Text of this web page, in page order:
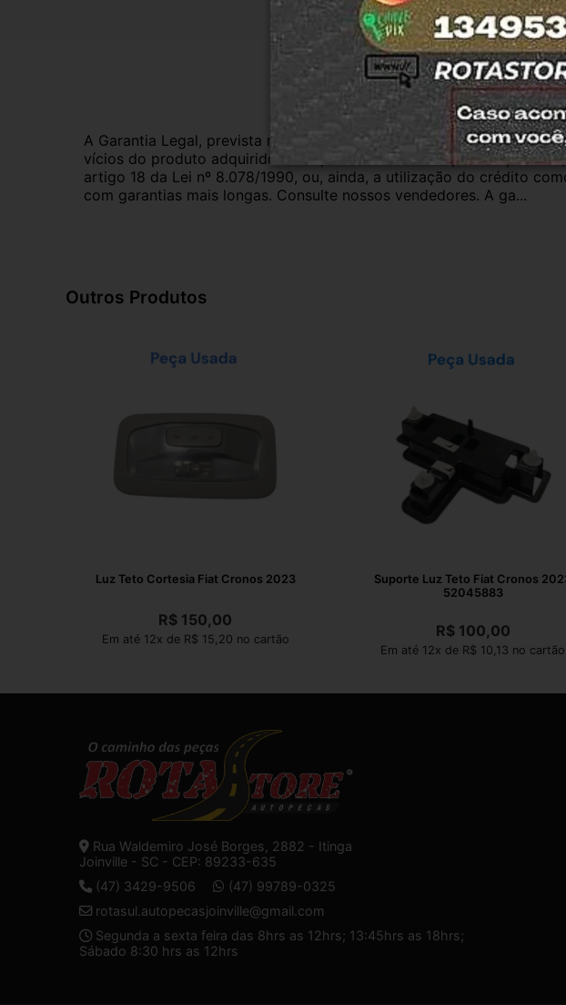
Garantia Certificado
A Garantia Legal, prevista no Código de Defesa do Consumidor, é
vícios do produto adquirido.Na impossibilidade de reparar o
artigo 18 da Lei nº 8.078/1990, ou, ainda, a utilização do crédito
com garantias mais longas. Consulte nossos vendedores. A ga...
Outros Produtos
Luz Teto Cortesia Fiat Cronos 2023
R$ 150,00
Em até 12x de R$ 15,20 no cartão
Suporte Luz Teto Fiat Cronos
52045883
R$100,00
Em até 12x de R$ 10,13 no cartão
Rua Waldemiro José Borges, 2882 - Itinga
Joinville - SC - CEP: 89233-635
(47) 3429-9506
(47) 99789-0325
rotasul.autopecasjoinville@gmail.com
Segunda a sexta feira das 8hrs as 12hrs; 13:45hrs as 18hrs;
Sábado 8:30 hrs as 12hrs